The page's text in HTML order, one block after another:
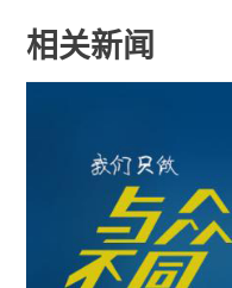
相关新闻